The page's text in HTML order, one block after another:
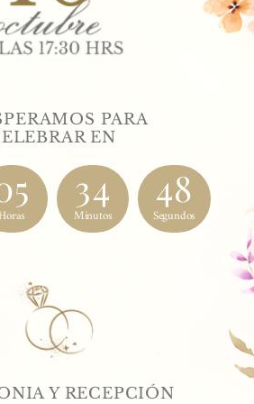
PARA
EN
Horas
34
Minutos
47
Segundos
Y RECEPCIÓN